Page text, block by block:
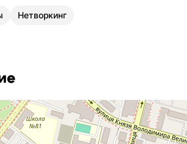
Нетворкинг